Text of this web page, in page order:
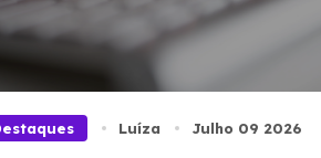
Luíza Julho 09 2026